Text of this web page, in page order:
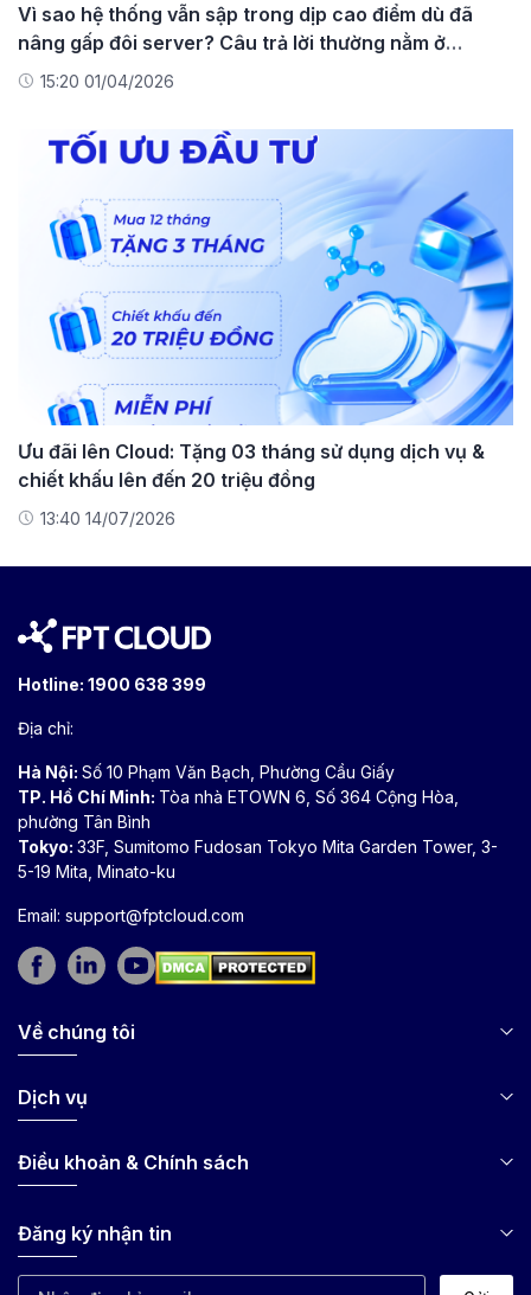
Vì sao hệ thống vẫn sập trong dịp cao điểm dù đã
nâng gấp đôi server? Câu trả lời thường nằm ở
Database
15:20 01/04/2026
Ưu đãi lên Cloud: Tặng 03 tháng sử dụng dịch vụ &
chiết khấu lên đến 20 triệu đồng
13:40 14/07/2026
Hotline: 1900 638 399
Địa chỉ:
Hà Nội: Số 10 Phạm Văn Bạch, Phường Cầu Giấy
TP. Hồ Chí Minh: Tòa nhà ETOWN 6, Số 364 Cộng Hòa,
phường Tân Bình
Tokyo: 33F, Sumitomo Fudosan Tokyo Mita Garden Tower, 3-
5-19 Mita, Minato-ku
Email: support@fptcloud.com
Về chúng tôi
Dịch vụ
Điều khoản & Chính sách
Đăng ký nhận tin